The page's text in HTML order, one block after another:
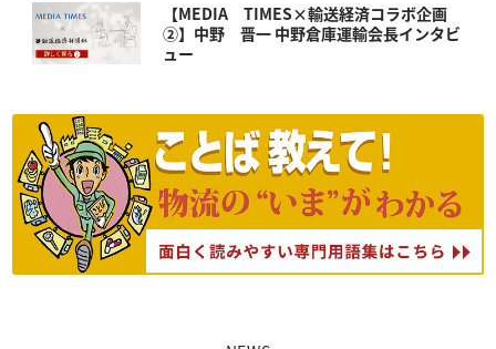
【MEDIA TIMES×輸送経済コラボ企画
②】中野 晋一 中野倉庫運輸会長インタビ
ュー